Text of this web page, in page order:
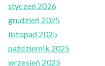
styczeń 2026
grudzień 2025
listopad 2025
październik 2025
wrzesień 2025